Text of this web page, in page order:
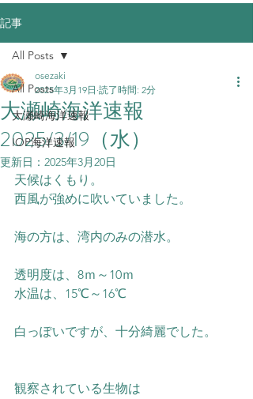
記事
All Posts
大瀬崎海洋速報
IOP海洋速報
All Posts
大瀬崎海洋速報
2025/3/19（水）
osezaki
2025年3月19日 読了時間: 2分
更新日： 2025年3月20日
天候はくもり。
西風が強めに吹いていました。
海の方は、湾内のみの潜水。
透明度は、8ｍ～10ｍ
水温は、15℃～16℃
白っぽいですが、十分綺麗でした。
観察されている生物は